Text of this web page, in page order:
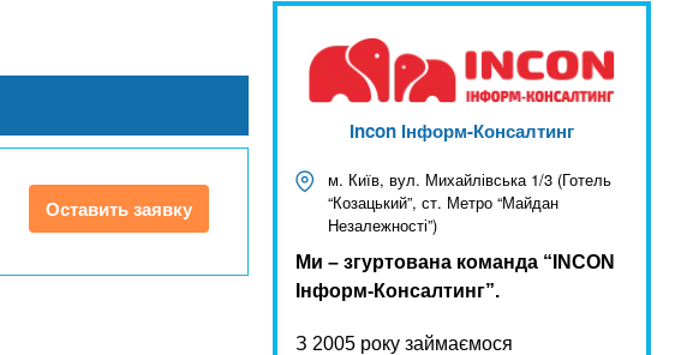
Оставить заявку
Incon Інформ-Консалтинг
м. Київ, вул. Михайлівська 1/3 (Готель
“Козацький”, ст. Метро “Майдан
Незалежності”)
Ми – згуртована команда “INCON
Інформ-Консалтинг”.
З 2005 року займаємося